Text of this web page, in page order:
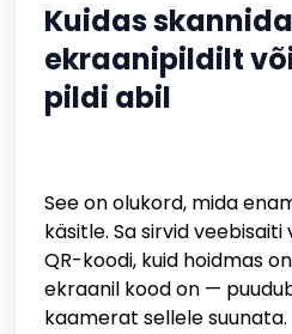
Kuidas
ekraanipildilt
pildi abil
See on olukord, mida
käsitle. Sa sirvid
QR-koodi, kuid hoidmas
ekraanil kood on —
kaamerat sellele suunata.